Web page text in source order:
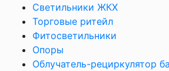
Светильники ЖКХ
Торговые ритейл
Фитосветильники
Опоры
Облучатель-рециркулятор